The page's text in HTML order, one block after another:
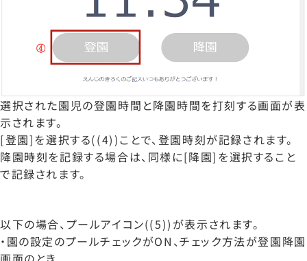
選択された園児の登園時間と降園時間を打刻する画面が表
示されます。
[登園]を選択する((4))ことで、登園時刻が記録されます。
降園時刻を記録する場合は、同様に[降園]を選択すること
で記録されます。
以下の場合、プールアイコン((5))が表示されます。
・園の設定のプールチェックがON、チェック方法が登園降園